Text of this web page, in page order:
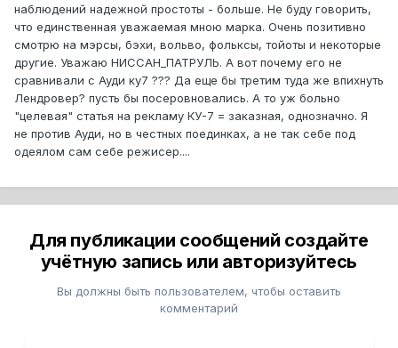
наблюдений надежной простоты - больше. Не буду говорить,
что единственная уважаемая мною марка. Очень позитивно
смотрю на мэрсы, бэхи, вольво, фольксы, тойоты и некоторые
другие. Уважаю НИССАН_ПАТРУЛЬ. А вот почему его не
сравнивали с Ауди ку7 ??? Да еще бы третим туда же впихнуть
Лендровер? пусть бы посеровновались. А то уж больно
"целевая" статья на рекламу КУ-7 = заказная, однозначно. Я
не против Ауди, но в честных поединках, а не так себе под
одеялом сам себе режисер....
Для публикации сообщений создайте
учётную запись или авторизуйтесь
Вы должны быть пользователем, чтобы оставить
комментарий